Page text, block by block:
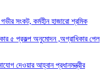
সংকট, কর্মহীন হাজারো শ্রমিক
৫ প্রকল্প অনুমোদন ,অগ্রাধিকার পেল
দেওয়ার আহ্বান প্রধানমন্ত্রীর